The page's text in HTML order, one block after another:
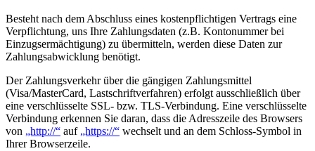
Besteht nach dem Abschluss eines kostenpflichtigen Vertrags eine
Verpflichtung, uns Ihre Zahlungsdaten (z.B. Kontonummer bei
Einzugsermächtigung) zu übermitteln, werden diese Daten zur
Zahlungsabwicklung benötigt.
Der Zahlungsverkehr über die gängigen Zahlungsmittel
(Visa/MasterCard, Lastschriftverfahren) erfolgt ausschließlich über
eine verschlüsselte SSL- bzw. TLS-Verbindung. Eine verschlüsselte
Verbindung erkennen Sie daran, dass die Adresszeile des Browsers
von „http://“ auf „https://“ wechselt und an dem Schloss-Symbol in
Ihrer Browserzeile.